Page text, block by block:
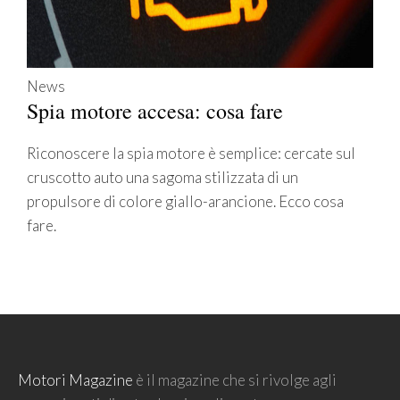
News
Spia motore accesa: cosa fare
Riconoscere la spia motore è semplice: cercate sul
cruscotto auto una sagoma stilizzata di un
propulsore di colore giallo-arancione. Ecco cosa
fare.
Motori Magazine è il magazine che si rivolge agli